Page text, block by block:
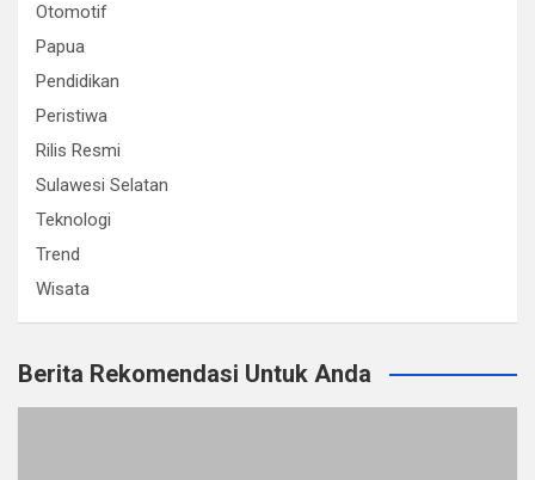
Otomotif
Papua
Pendidikan
Peristiwa
Rilis Resmi
Sulawesi Selatan
Teknologi
Trend
Wisata
Berita Rekomendasi Untuk Anda